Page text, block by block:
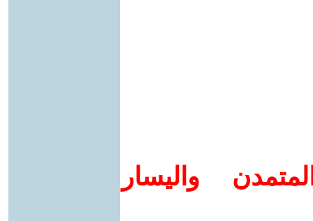
واليسار